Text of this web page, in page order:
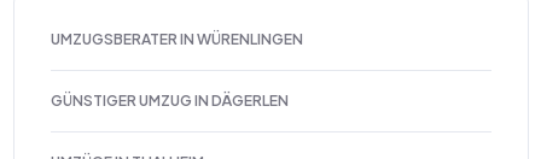
UMZUGSBERATER IN WÜRENLINGEN
GÜNSTIGER UMZUG IN DÄGERLEN